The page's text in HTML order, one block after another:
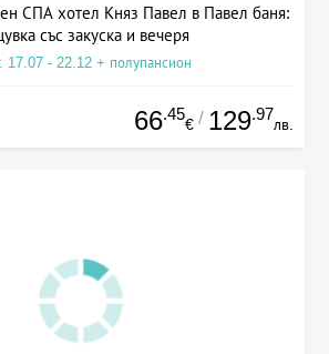
СПА хотел Княз Павел в Павел баня:
със закуска и вечеря
17.07 - 22.12 + полупансион
66.45
€ / 129.97
лв.